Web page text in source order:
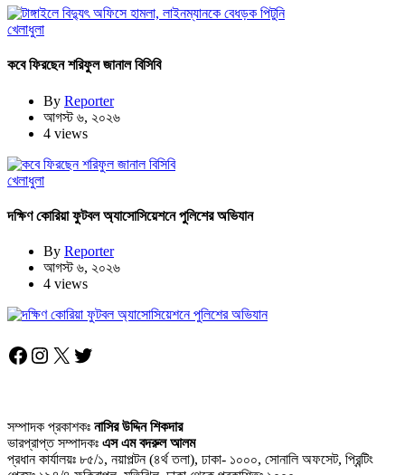
খেলাধুলা
কবে ফিরছেন শরিফুল জানাল বিসিবি
By Reporter
আগস্ট ৬, ২০২৬
4 views
খেলাধুলা
দক্ষিণ কোরিয়া ফুটবল অ্যাসোসিয়েশনে পুলিশের অভিযান
By Reporter
আগস্ট ৬, ২০২৬
4 views
Facebook
Instagram
X Twitter
সম্পাদক প্রকাশকঃ নাসির উদ্দিন শিকদার
ভারপ্রাপ্ত সম্পাদকঃ এস এম বদরুল আলম
প্রধান কার্যালয়ঃ ৮৫/১, নয়াপল্টন (৪র্থ তলা), ঢাকা- ১০০০, সোনালি অফসেট, প্রিন্টিং